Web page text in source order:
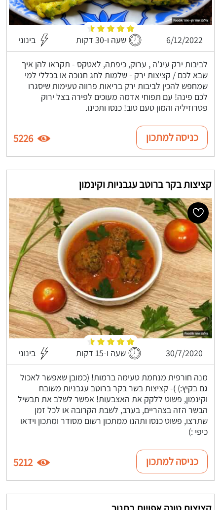
6/12/2022 שעה ו-30 דקות בינוני
לביבות ירק עיג'ה , ערוק, כיפתה, לאטקס - תקראו להן איך
שבא לכם / קציצות ירק - שלמות לחג חנוכה או בכללי למי
שמחפש להכין לביבות ירק בריאות פרווה טעימות שיסגרו
לכם פינה! עם תפוחי אדמה מעוכים לפירה בצל ירוק
פטרוזיליה והמון טעם טוב! כנסו ותכינו.
כניסה למתכון 5226
קציצות בקר ברוטב עגבניות וקינמון
30/7/2020 שעה ו-15 דקות בינוני
מנה חורפית מנחמת טעימה ברמות! (כמובן שאפשר לאכול
גם בקיץ:) )- קציצות בשר בקר ברוטב עגבניות משובח
וקינמון, פשוט ללקק את האצבעות! אפשר לשלב את תבשיל
הבשר הזה בצהריים, בערב, לשבת הקרובה או לכל זמן
שתרצו, פשוט כנסו ותהנו ממתכון רשום מסודר ומתכון וידאו
כיפי :)
כניסה למתכון 5212